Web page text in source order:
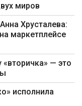
миров
Хрусталева:
маркетплейсе
«вторичка» — это
исполнила